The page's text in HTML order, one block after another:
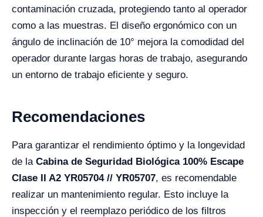
contaminación cruzada, protegiendo tanto al operador
como a las muestras. El diseño ergonómico con un
ángulo de inclinación de 10° mejora la comodidad del
operador durante largas horas de trabajo, asegurando
un entorno de trabajo eficiente y seguro.
Recomendaciones
Para garantizar el rendimiento óptimo y la longevidad
de la Cabina de Seguridad Biológica 100% Escape
Clase II A2 YR05704 // YR05707, es recomendable
realizar un mantenimiento regular. Esto incluye la
inspección y el reemplazo periódico de los filtros